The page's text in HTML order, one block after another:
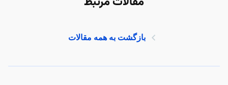
بازگشت به همه مقالات